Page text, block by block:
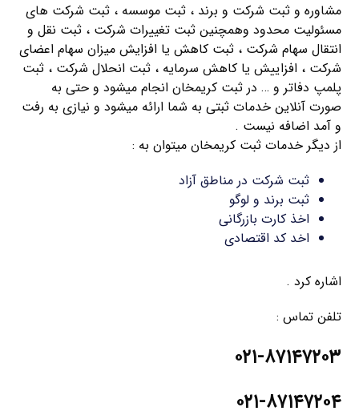
مشاوره و ثبت شرکت و برند ، ثبت موسسه ، ثبت شرکت های
مسئولیت محدود وهمچنین ثبت تغییرات شرکت ، ثبت نقل و
انتقال سهام شرکت ، ثبت کاهش یا افزایش میزان سهام اعضای
شرکت ، افزاییش یا کاهش سرمایه ، ثبت انحلال شرکت ، ثبت
پلمپ دفاتر و … در ثبت کریمخان انجام میشود و حتی به
صورت آنلاین خدمات ثبتی به شما ارائه میشود و نیازی به رفت
و آمد اضافه نیست .
از دیگر خدمات ثبت کریمخان میتوان به :
ثبت شرکت در مناطق آزاد
ثبت برند و لوگو
اخذ کارت بازرگانی
اخد کد اقتصادی
اشاره کرد .
تلفن تماس :
۰۲۱-۸۷۱۴۷۲۰۳
۰۲۱-۸۷۱۴۷۲۰۴